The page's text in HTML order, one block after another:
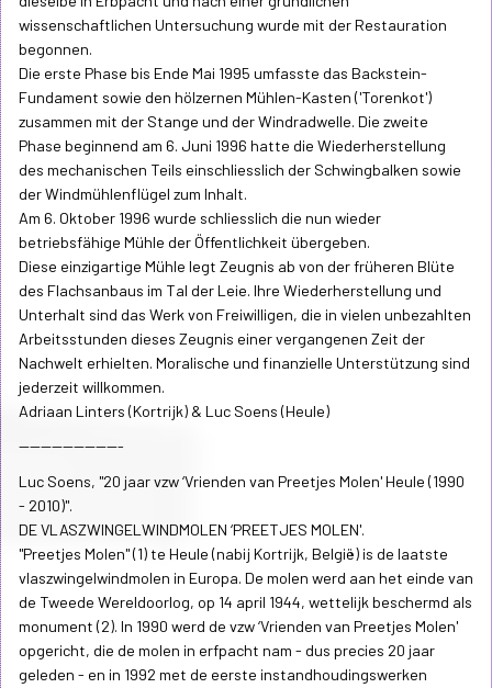
wissenschaftlichen Untersuchung wurde mit der Restauration
begonnen.
Die erste Phase bis Ende Mai 1995 umfasste das Backstein-
Fundament sowie den hölzernen Mühlen-Kasten ('Torenkot')
zusammen mit der Stange und der Windradwelle. Die zweite
Phase beginnend am 6. Juni 1996 hatte die Wiederherstellung
des mechanischen Teils einschliesslich der Schwingbalken sowie
der Windmühlenflügel zum Inhalt.
Am 6. Oktober 1996 wurde schliesslich die nun wieder
betriebsfähige Mühle der Öffentlichkeit übergeben.
Diese einzigartige Mühle legt Zeugnis ab von der früheren Blüte
des Flachsanbaus im Tal der Leie. Ihre Wiederherstellung und
Unterhalt sind das Werk von Freiwilligen, die in vielen unbezahlten
Arbeitsstunden dieses Zeugnis einer vergangenen Zeit der
Nachwelt erhielten. Moralische und finanzielle Unterstützung sind
jederzeit willkommen.
Adriaan Linters (Kortrijk) & Luc Soens (Heule)
-------------------
Luc Soens, "20 jaar vzw ‘Vrienden van Preetjes Molen' Heule (1990
- 2010)".
DE VLASZWINGELWINDMOLEN ‘PREETJES MOLEN'.
"Preetjes Molen" (1) te Heule (nabij Kortrijk, België) is de laatste
vlaszwingelwindmolen in Europa. De molen werd aan het einde van
de Tweede Wereldoorlog, op 14 april 1944, wettelijk beschermd als
monument (2). In 1990 werd de vzw ‘Vrienden van Preetjes Molen'
opgericht, die de molen in erfpacht nam - dus precies 20 jaar
geleden - en in 1992 met de eerste instandhoudingswerken